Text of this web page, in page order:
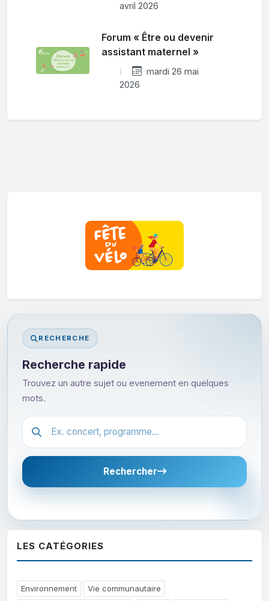
avril 2026
Forum « Être ou devenir
assistant maternel »
mardi 26 mai
2026
RECHERCHE
Recherche rapide
Trouvez un autre sujet ou evenement en quelques
mots.
Festival.article.hiddenLabel
Rechercher
LES CATÉGORIES
Environnement
Vie communautaire